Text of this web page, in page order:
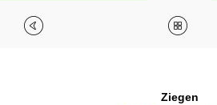
Ziegen